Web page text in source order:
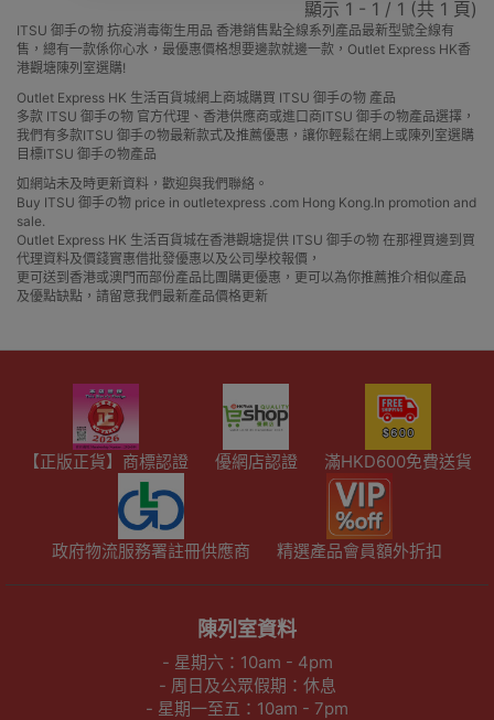
顯示 1 - 1 / 1 (共 1 頁)
ITSU 御手の物 抗疫消毒衛生用品 香港銷售點全線系列產品最新型號全線有
售，總有一款係你心水，最優惠價格想要邊款就邊一款，Outlet Express HK香
港觀塘陳列室選購!
Outlet Express HK 生活百貨城網上商城購買 ITSU 御手の物 產品
多款 ITSU 御手の物 官方代理、香港供應商或進口商ITSU 御手の物產品選擇，
我們有多款ITSU 御手の物最新款式及推薦優惠，讓你輕鬆在網上或陳列室選購
目標ITSU 御手の物產品
如網站未及時更新資料，歡迎與我們聯絡。
Buy ITSU 御手の物 price in outletexpress .com Hong Kong.In promotion and
sale.
Outlet Express HK 生活百貨城在香港觀塘提供 ITSU 御手の物 在那裡買邊到買
代理資料及價錢實惠借批發優惠以及公司學校報價，
更可送到香港或澳門而部份產品比團購更優惠，更可以為你推薦推介相似產品
及優點缺點，請留意我們最新產品價格更新
【正版正貨】商標認證 優網店認證 滿HKD600免費送貨
政府物流服務署註冊供應商 精選產品會員額外折扣
陳列室資料
- 星期六：10am - 4pm
- 周日及公眾假期：休息
- 星期一至五：10am - 7pm